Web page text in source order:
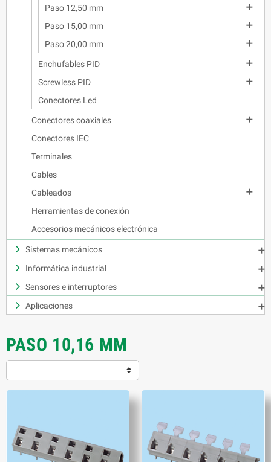
Paso 12,50 mm

Paso 15,00 mm

Paso 20,00 mm

Enchufables PID

Screwless PID

Conectores Led
Conectores coaxiales

Conectores IEC
Terminales
Cables
Cableados

Herramientas de conexión
Accesorios mecánicos electrónica
Sistemas mecánicos

Informática industrial

Sensores e interruptores

Aplicaciones

PASO 10,16 MM